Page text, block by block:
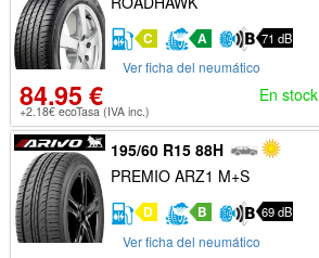
C A 71 dB
Ver ficha del neumático
84.95 €
+2.18€ ecoTasa (IVA inc.)
En stock
195/60 R15 88H
PREMIO ARZ1 M+S
D B 69 dB
Ver ficha del neumático